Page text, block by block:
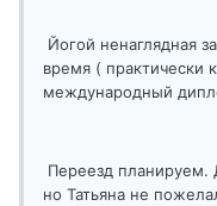
Йогой ненаглядная
время ( практически
международный
Переезд планируем.
но Татьяна не